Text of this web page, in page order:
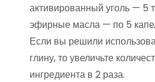
активированный уголь — 5
эфирные масла — по 5
Если вы решили
глину, то увеличьте
ингредиента в 2 раза.